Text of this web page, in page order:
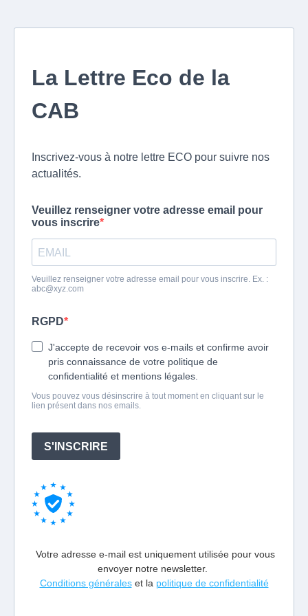
La Lettre Eco de la
CAB
Inscrivez-vous à notre lettre ECO pour suivre nos
actualités.
Veuillez renseigner votre adresse email pour
vous inscrire
Veuillez renseigner votre adresse email pour vous inscrire. Ex. :
abc@xyz.com
RGPD
J'accepte de recevoir vos e-mails et confirme avoir
pris connaissance de votre politique de
confidentialité et mentions légales.
Vous pouvez vous désinscrire à tout moment en cliquant sur le
lien présent dans nos emails.
S'INSCRIRE
Votre adresse e-mail est uniquement utilisée pour vous
envoyer notre newsletter.
Conditions généraleset la politique de confidentialité